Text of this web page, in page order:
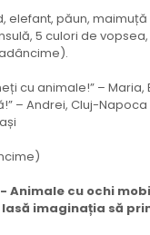
păun, maimuță
5 culori de
cu animale!” – Maria,
– Andrei, Cluj-Napoca
cu ochi
imaginația să